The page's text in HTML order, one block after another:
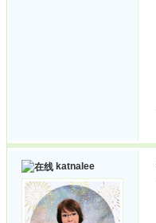
katnalee